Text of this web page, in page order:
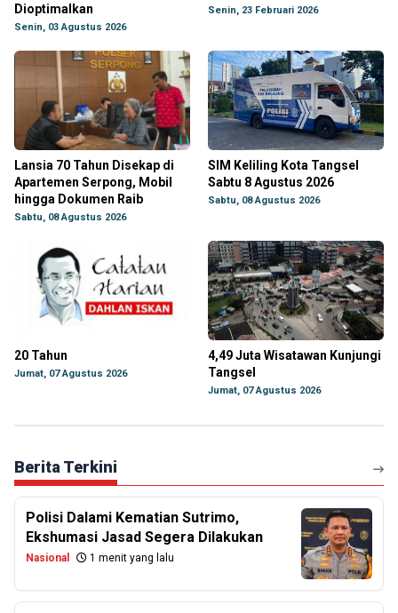
Dioptimalkan
Senin, 03 Agustus 2026
Senin, 23 Februari 2026
Lansia 70 Tahun Disekap di
Apartemen Serpong, Mobil
hingga Dokumen Raib
Sabtu, 08 Agustus 2026
SIM Keliling Kota Tangsel
Sabtu 8 Agustus 2026
Sabtu, 08 Agustus 2026
20 Tahun
Jumat, 07 Agustus 2026
4,49 Juta Wisatawan Kunjungi
Tangsel
Jumat, 07 Agustus 2026
Berita Terkini
Polisi Dalami Kematian Sutrimo,
Ekshumasi Jasad Segera Dilakukan
Nasional 1 menit yang lalu